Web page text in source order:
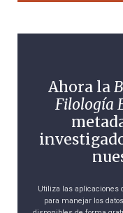
Ahora la
Filología
Utiliza las aplicaciones
para manejar los